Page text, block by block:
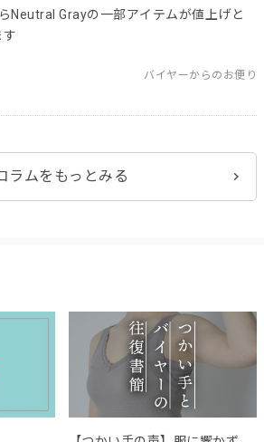
Neutral Grayの一部アイテムが値上げと
す
バイヤーからのお便り
ラムをもっとみる